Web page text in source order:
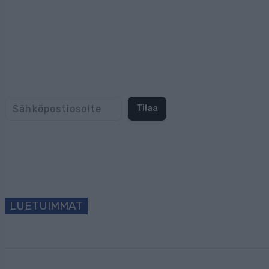
Tilaa
LUETUIMMAT